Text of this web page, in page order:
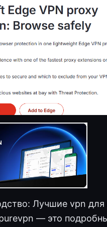
Лучшие vpn
— это